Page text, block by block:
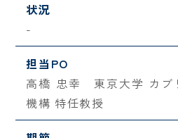
状況
-
担当PO
高橋 忠幸 東京大学 カブ
機構 特任教授